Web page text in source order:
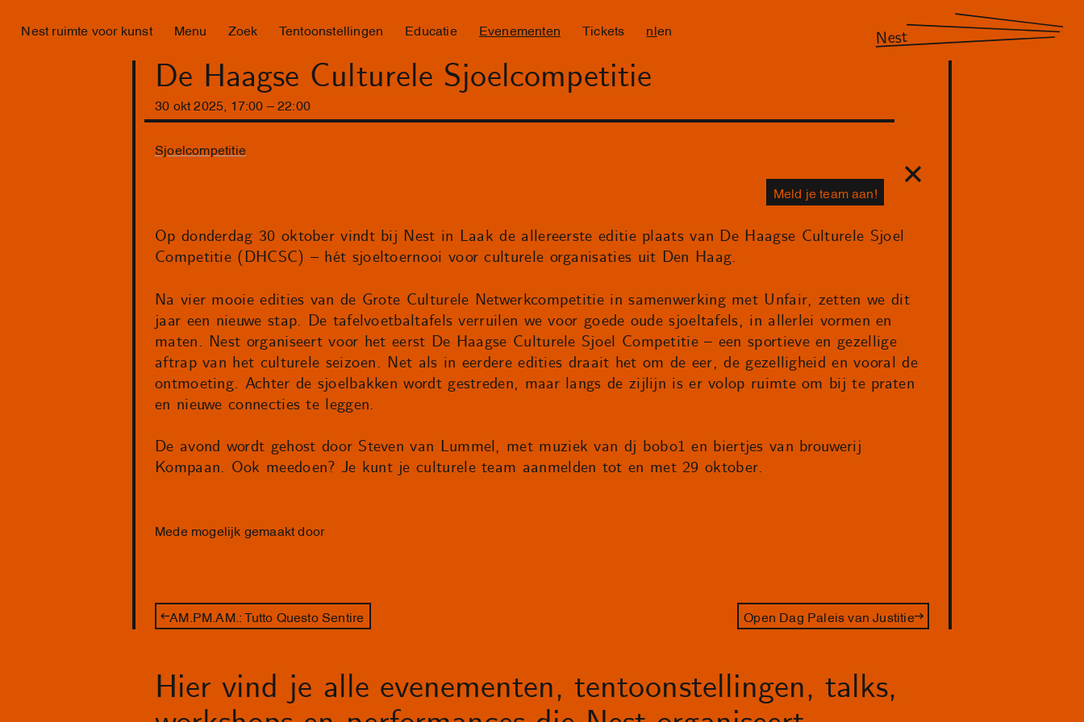
Nest ruimte voor kunst Menu Zoek Tentoonstellingen Educatie Evenementen Tickets nl en Nest
De Haagse Culturele Sjoelcompetitie
30 okt 2025 17:00 –22 : 00
Sjoelcompetitie
Meld je team aan!
Op donderdag 30 oktober vindt bij Nest in Laak de allereerste editie plaats van De Haagse Culturele Sjoel
Competitie (DHCSC) – hét sjoeltoernooi voor culturele organisaties uit Den Haag.
Na vier mooie edities van de Grote Culturele Netwerkcompetitie in samenwerking met Unfair, zetten we dit
jaar een nieuwe stap. De tafelvoetbaltafels verruilen we voor goede oude sjoeltafels, in allerlei vormen en
maten. Nest organiseert voor het eerst De Haagse Culturele Sjoel Competitie – een sportieve en gezellige
aftrap van het culturele seizoen. Net als in eerdere edities draait het om de eer, de gezelligheid en vooral de
ontmoeting. Achter de sjoelbakken wordt gestreden, maar langs de zijlijn is er volop ruimte om bij te praten
en nieuwe connecties te leggen.
De avond wordt gehost door Steven van Lummel, met muziek van dj bobo1 en biertjes van brouwerij
Kompaan. Ook meedoen? Je kunt je culturele team aanmelden tot en met 29 oktober.
Mede mogelijk gemaakt door
AM.PM.AM.: Tutto Questo Sentire Open Dag Paleis van Justitie
Hier vind je alle evenementen, tentoonstellingen, talks,